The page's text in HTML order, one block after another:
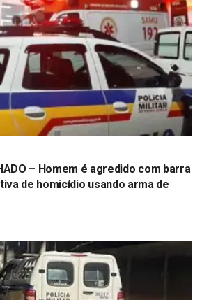
– Homem é agredido com barra
de homicídio usando arma de